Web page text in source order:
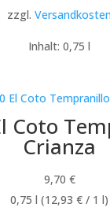
zzgl.Versandkosten
Inhalt: 0,75l
Coto
Crianza
9,70 €
0,75 l (12,93€ / 1l)